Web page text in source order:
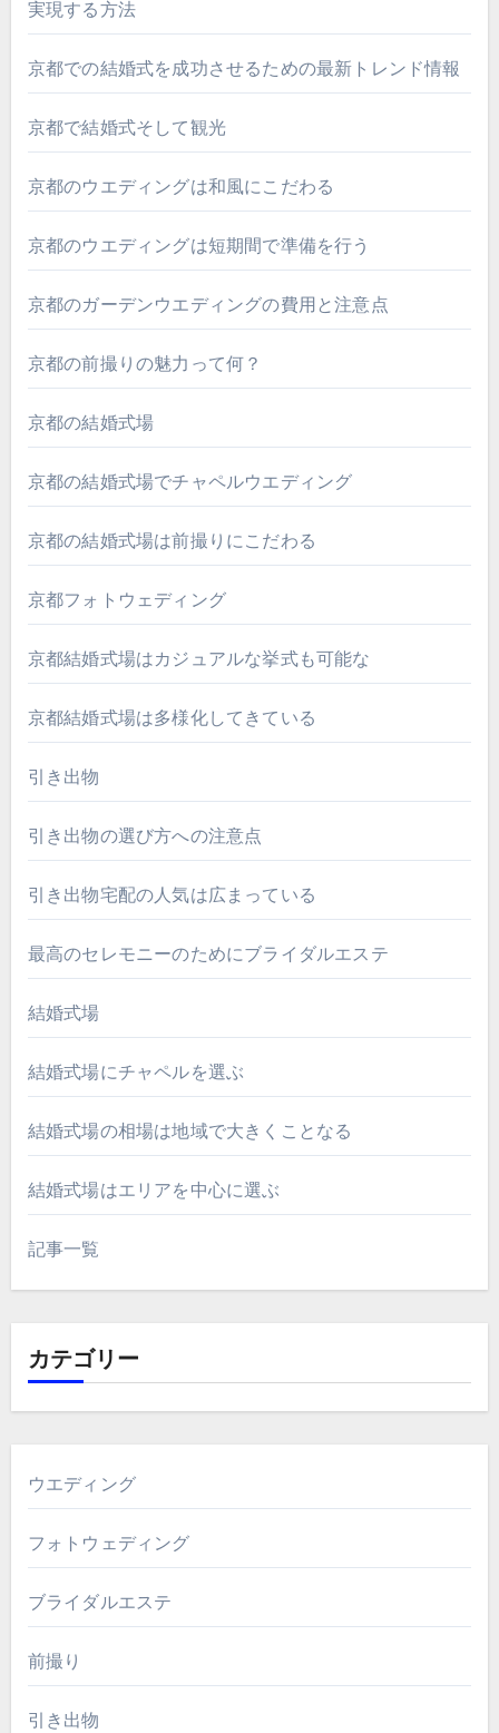
実現する方法
京都での結婚式を成功させるための最新トレンド情報
京都で結婚式そして観光
京都のウエディングは和風にこだわる
京都のウエディングは短期間で準備を行う
京都のガーデンウエディングの費用と注意点
京都の前撮りの魅力って何？
京都の結婚式場
京都の結婚式場でチャペルウエディング
京都の結婚式場は前撮りにこだわる
京都フォトウェディング
京都結婚式場はカジュアルな挙式も可能な
京都結婚式場は多様化してきている
引き出物
引き出物の選び方への注意点
引き出物宅配の人気は広まっている
最高のセレモニーのためにブライダルエステ
結婚式場
結婚式場にチャペルを選ぶ
結婚式場の相場は地域で大きくことなる
結婚式場はエリアを中心に選ぶ
記事一覧
カテゴリー
ウエディング
フォトウェディング
ブライダルエステ
前撮り
引き出物